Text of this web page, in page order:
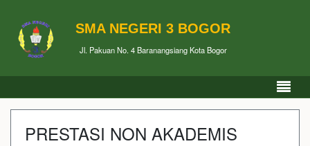
SMA NEGERI 3 BOGOR
Jl. Pakuan No. 4 Baranangsiang Kota Bogor
PRESTASI NON AKADEMIS